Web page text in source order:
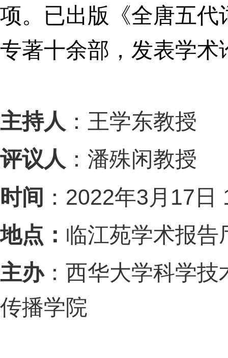
项。已出版《全唐五
专著十余部，发表学术
主持人 ：王学东教授
评议人 ：潘殊闲教授
时间 ： 2022年3 月 17 日
地点： 临江苑学术报告
主办：西华大学科学技
传播学院